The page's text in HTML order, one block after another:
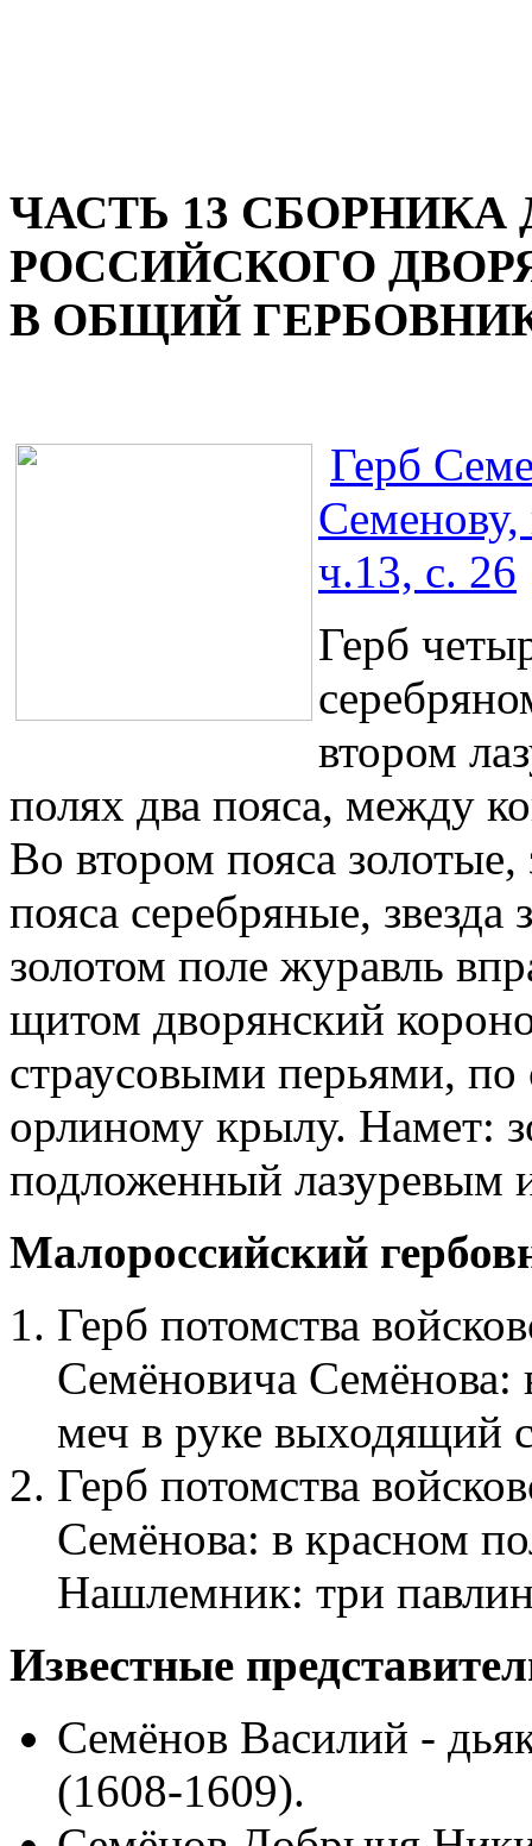
ЧАСТЬ 13
РОССИЙСКОГО
В ОБЩИЙ
Герб
ч.13, с. 26
Герб
втором
полях два пояса, между
Во втором пояса золотые,
пояса серебряные, звезда
золотом поле журавль
щитом дворянский
страусовыми перьями,
орлиному крылу. Намет:
подложенный лазуревым
Малороссийский
Герб потомства
Семёновича Семёнова:
меч в руке выходящий
Герб потомства
Семёнова: в красном
Нашлемник: три
Известные
Семёнов Василий -
(1608-1609).